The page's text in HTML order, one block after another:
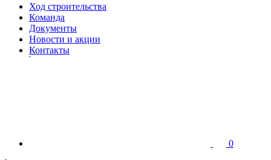
Ход строительства
Команда
Документы
Новости и акции
Контакты
0